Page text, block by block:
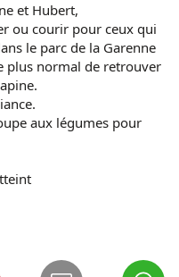
et Hubert,
ou courir pour ceux qui
le parc de la Garenne
plus normal de retrouver
aux légumes pour